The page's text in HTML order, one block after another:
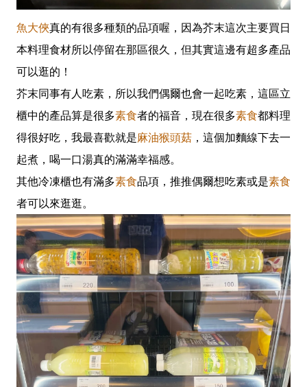
魚大俠真的有很多種類的品項喔，因為芥末這次主要買日
本料理食材所以停留在那區很久，但其實這邊有超多產品
可以逛的！
芥末同事有人吃素，所以我們偶爾也會一起吃素，這區立
櫃中的產品算是很多素食者的福音，現在很多素食都料理
得很好吃，我最喜歡就是麻油猴頭菇 ，這個加麵線下去一
起煮，喝一口湯真的滿滿幸福感。
其他冷凍櫃也有滿多素食品項，推推偶爾想吃素或是素食
者可以來逛逛。